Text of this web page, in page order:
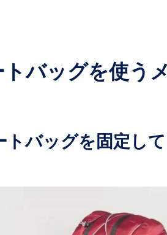
トバッグを使う
トバッグを固定し